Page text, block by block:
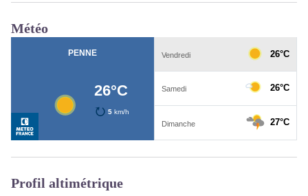
Météo
Profil altimétrique